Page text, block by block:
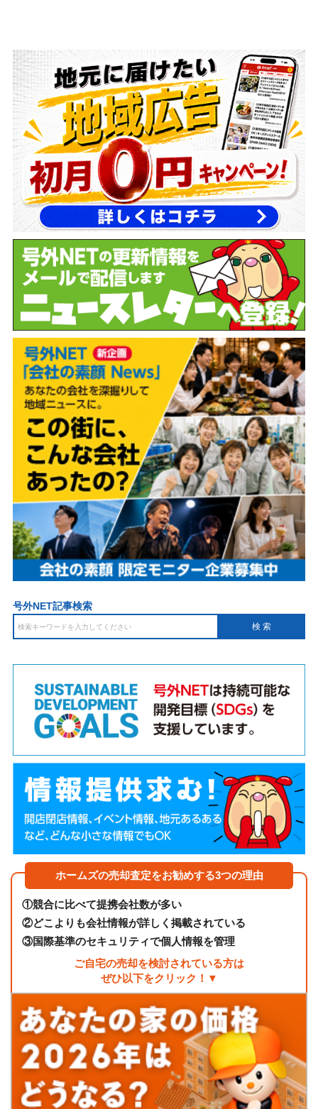
号外NET記事検索
ホームズの売却査定をお勧めする3つの理由
①競合に比べて提携会社数が多い
②どこよりも会社情報が詳しく掲載されている
③国際基準のセキュリティで個人情報を管理
ご自宅の売却を検討されている方は
ぜひ以下をクリック！▼